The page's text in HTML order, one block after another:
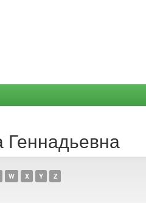
W X Y Z